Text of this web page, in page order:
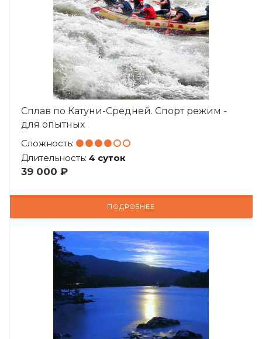
Сплав по Катуни-Средней. Спорт режим -
для опытных
Сложность:
Длительность: 4 суток
39 000 ₽
ПОДРОБНЕЕ